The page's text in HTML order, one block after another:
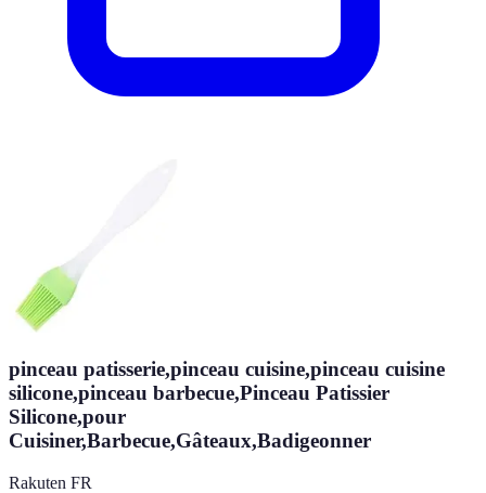
pinceau patisserie,pinceau cuisine,pinceau cuisine
silicone,pinceau barbecue,Pinceau Patissier
Silicone,pour
Cuisiner,Barbecue,Gâteaux,Badigeonner
Rakuten FR